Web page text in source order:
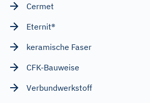
Cermet
Eternit®
keramische Faser
CFK-Bauweise
Verbundwerkstoff